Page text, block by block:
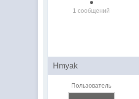
1 сообщений
Hmyak
Пользователь